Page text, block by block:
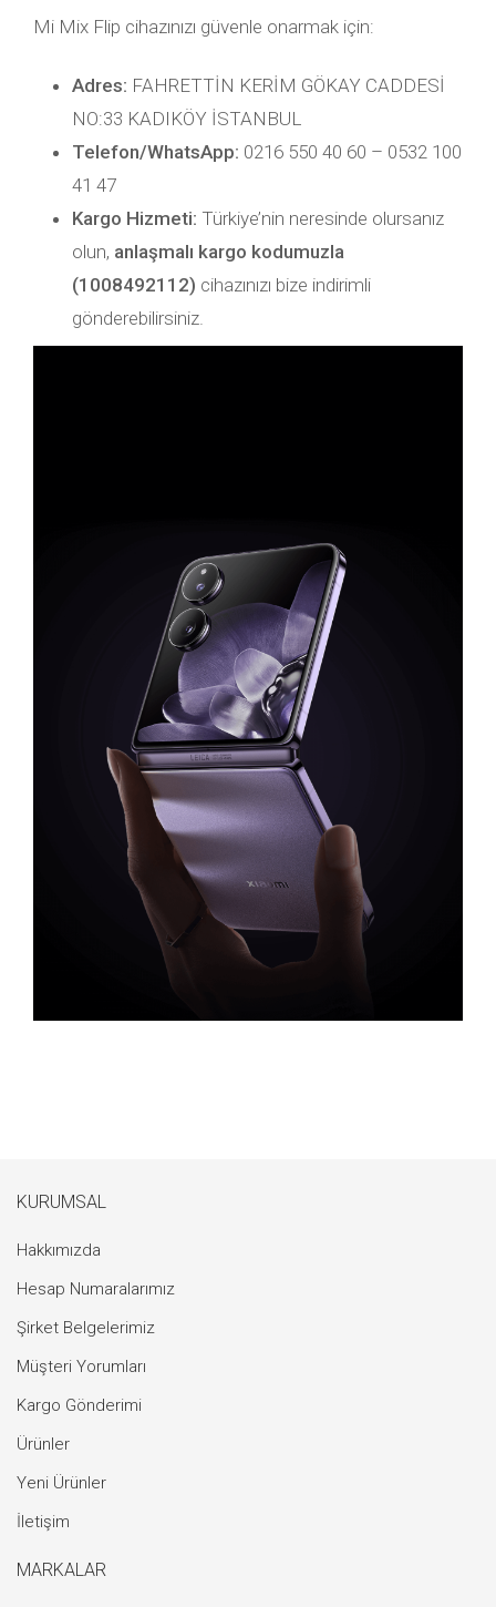
Mi Mix Flip cihazınızı güvenle onarmak için:
Adres: FAHRETTİN KERİM GÖKAY CADDESİ
NO:33 KADIKÖY İSTANBUL
Telefon/WhatsApp: 0216 550 40 60 – 0532 100
41 47
Kargo Hizmeti: Türkiye’nin neresinde olursanız
olun, anlaşmalı kargo kodumuzla
(1008492112) cihazınızı bize indirimli
gönderebilirsiniz.
KURUMSAL
Hakkımızda
Hesap Numaralarımız
Şirket Belgelerimiz
Müşteri Yorumları
Kargo Gönderimi
Ürünler
Yeni Ürünler
İletişim
MARKALAR